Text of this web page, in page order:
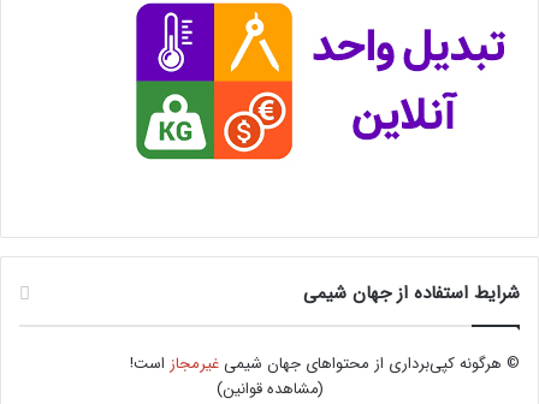
شرایط استفاده از جهان شیمی
© هرگونه کپی‌برداری از محتواهای جهان شیمیغیرمجاز است!
(مشاهده قوانین)